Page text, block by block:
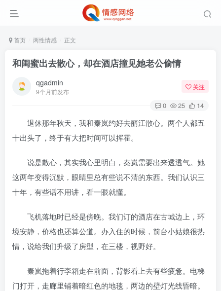
首页 两性情感 正文
和闺蜜出去散心，却在酒店撞见她老公偷情
qgadmin
9个月前发布
关注
0 25 14
退休那年秋天，我和秦岚约好去丽江散心。两个人都五
十出头了，终于有大把时间可以挥霍。
说是散心，其实我心里明白，秦岚需要出来透透气。她
这两年变得沉默，眼睛里总有些说不清的东西。我们认识三
十年，有些话不用讲，看一眼就懂。
飞机落地时已经是傍晚。我们订的酒店在古城边上，环
境安静，价格也还算公道。办入住的时候，前台小姑娘很热
情，说给我们升级了房型，在三楼，视野好。
秦岚拖着行李箱走在前面，背影看上去有些疲惫。电梯
门打开，走廊里铺着暗红色的地毯，两边的壁灯光线昏暗。